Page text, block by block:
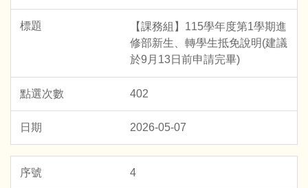
【課務組】115學年度第1學期進
修部新生、轉學生抵免說明(建議
於9月13日前申請完畢)
402
2026-05-07
4